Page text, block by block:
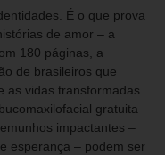
É o que prova
de amor – a
180 páginas, a
de brasileiros que
as vidas transformadas
gratuita
impactantes –
esperança – podem ser